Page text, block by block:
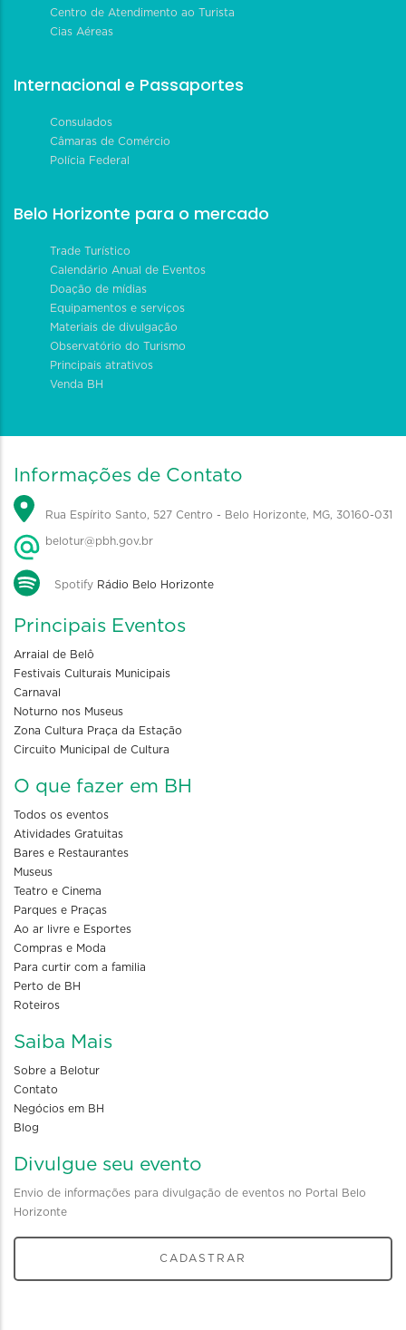
Centro de Atendimento ao Turista
Cias Aéreas
Internacional e Passaportes
Consulados
Câmaras de Comércio
Polícia Federal
Belo Horizonte para o mercado
Trade Turístico
Calendário Anual de Eventos
Doação de mídias
Equipamentos e serviços
Materiais de divulgação
Observatório do Turismo
Principais atrativos
Venda BH
Informações de Contato
Rua Espírito Santo, 527 Centro - Belo Horizonte, MG, 30160-031
belotur@pbh.gov.br
Spotify Rádio Belo Horizonte
Principais Eventos
Arraial de Belô
Festivais Culturais Municipais
Carnaval
Noturno nos Museus
Zona Cultura Praça da Estação
Circuito Municipal de Cultura
O que fazer em BH
Todos os eventos
Atividades Gratuitas
Bares e Restaurantes
Museus
Teatro e Cinema
Parques e Praças
Ao ar livre e Esportes
Compras e Moda
Para curtir com a familia
Perto de BH
Roteiros
Saiba Mais
Sobre a Belotur
Contato
Negócios em BH
Blog
Divulgue seu evento
Envio de informações para divulgação de eventos no Portal Belo
Horizonte
CADASTRAR